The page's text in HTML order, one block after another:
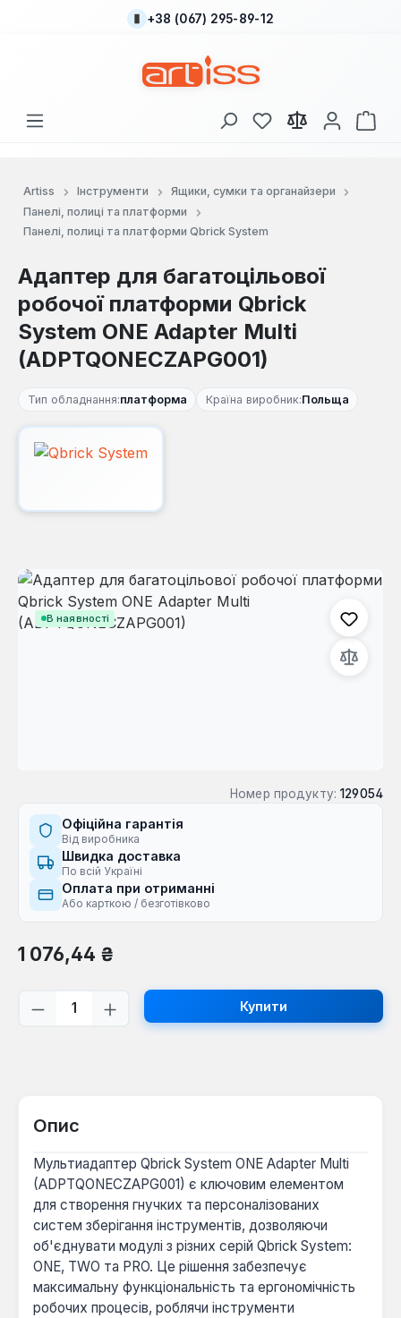
Перейти до основного вмісту
+38 (067) 295-89-12
У вас є 0 у списку
Artiss Інструменти
Ящики, сумки та органайзери
Панелі, полиці та платформи
Панелі, полиці та платформи Qbrick System
Адаптер для багатоцільової
робочої платформи Qbrick
System ONE Adapter Multi
(ADPTQONECZAPG001)
Тип обладнання:платформа Країна виробник:Польща
В наявності
Пропустити галерею зображень
Номер продукту: 129054
Офіційна гарантія
Від виробника
Швидка доставка
По всій Україні
Оплата при отриманні
Або карткою / безготівково
Звичайна ціна:
1 076,44 ₴
Кількість товару: Введіть потрібну
Купити
Опис
Мультиадаптер Qbrick System ONE Adapter Multi
(ADPTQONECZAPG001) є ключовим елементом
для створення гнучких та персоналізованих
систем зберігання інструментів, дозволяючи
об'єднувати модулі з різних серій Qbrick System:
ONE, TWO та PRO. Це рішення забезпечує
максимальну функціональність та ергономічність
робочих процесів, роблячи інструменти